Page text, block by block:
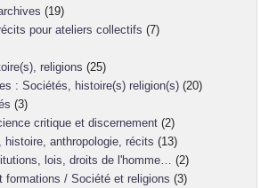
(19)
pour ateliers collectifs (7)
religions (25)
: Sociétés, histoire(s) religion(s)(20)
(3)
critique et discernement (2)
histoire, anthropologie, récits (13)
lois, droits de l'homme…
(2)
formations / Société et religions (3)